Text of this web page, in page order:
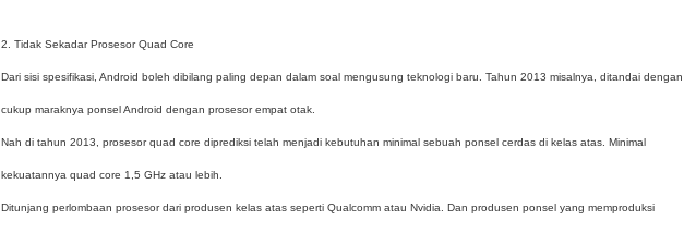
2. Tidak Sekadar Prosesor Quad Core
Dari sisi spesifikasi, Android boleh dibilang paling depan dalam soal mengusung teknologi baru. Tahun 2013 misalnya, ditandai dengan
cukup maraknya ponsel Android dengan prosesor empat otak.
Nah di tahun 2013, prosesor quad core diprediksi telah menjadi kebutuhan minimal sebuah ponsel cerdas di kelas atas. Minimal
kekuatannya quad core 1,5 GHz atau lebih.
Ditunjang perlombaan prosesor dari produsen kelas atas seperti Qualcomm atau Nvidia. Dan produsen ponsel yang memproduksi